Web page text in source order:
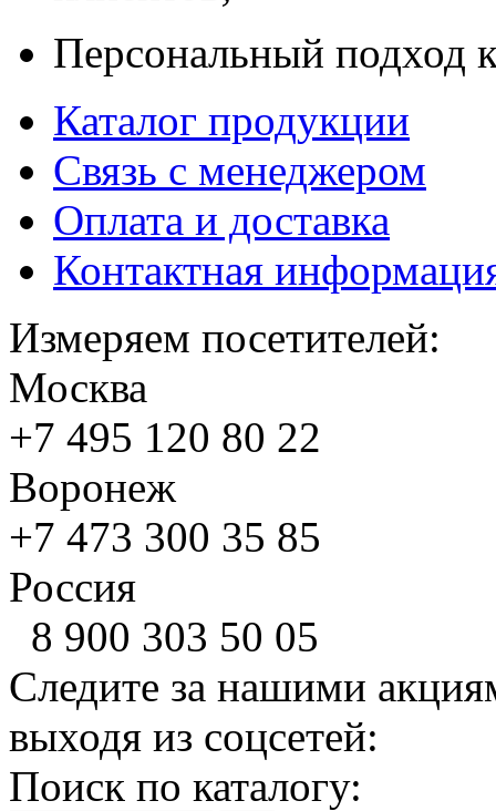
Персональный подход
Каталог продукции
Связь с менеджером
Оплата и доставка
Контактная
Измеряем посетителей:
Москва
+7 495 120 80 22
Воронеж
+7 473 300 35 85
Россия
8 900 303 50 05
Следите за нашими
выходя из соцсетей:
Поиск по каталогу: